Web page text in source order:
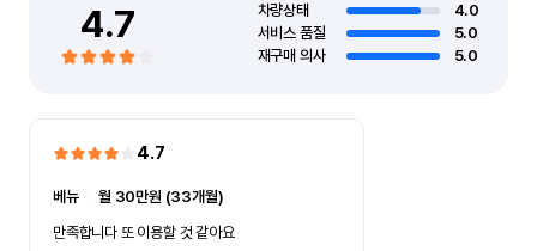
4.7 차량상태
4.0
서비스 품질
5.0
재구매 의사
5.0
4.7
베뉴ㅣ월 30만원 (33개월)
만족합니다 또 이용할 것 같아요